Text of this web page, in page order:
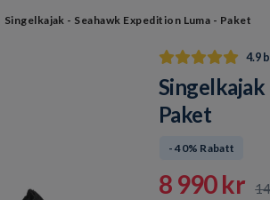
Singelkajak - Seahawk Expedition Luma - Paket
4.9
Singelkajak
Paket
- 40% Rabatt
8 990 kr